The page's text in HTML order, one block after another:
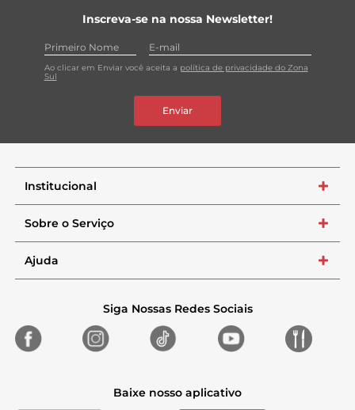
Inscreva-se na nossa Newsletter!
Ao clicar em Enviar você aceita a política de privacidade do Zona
Sul
Enviar
Institucional +
Sobre o Serviço +
Ajuda +
Siga Nossas Redes Sociais
Baixe nosso aplicativo